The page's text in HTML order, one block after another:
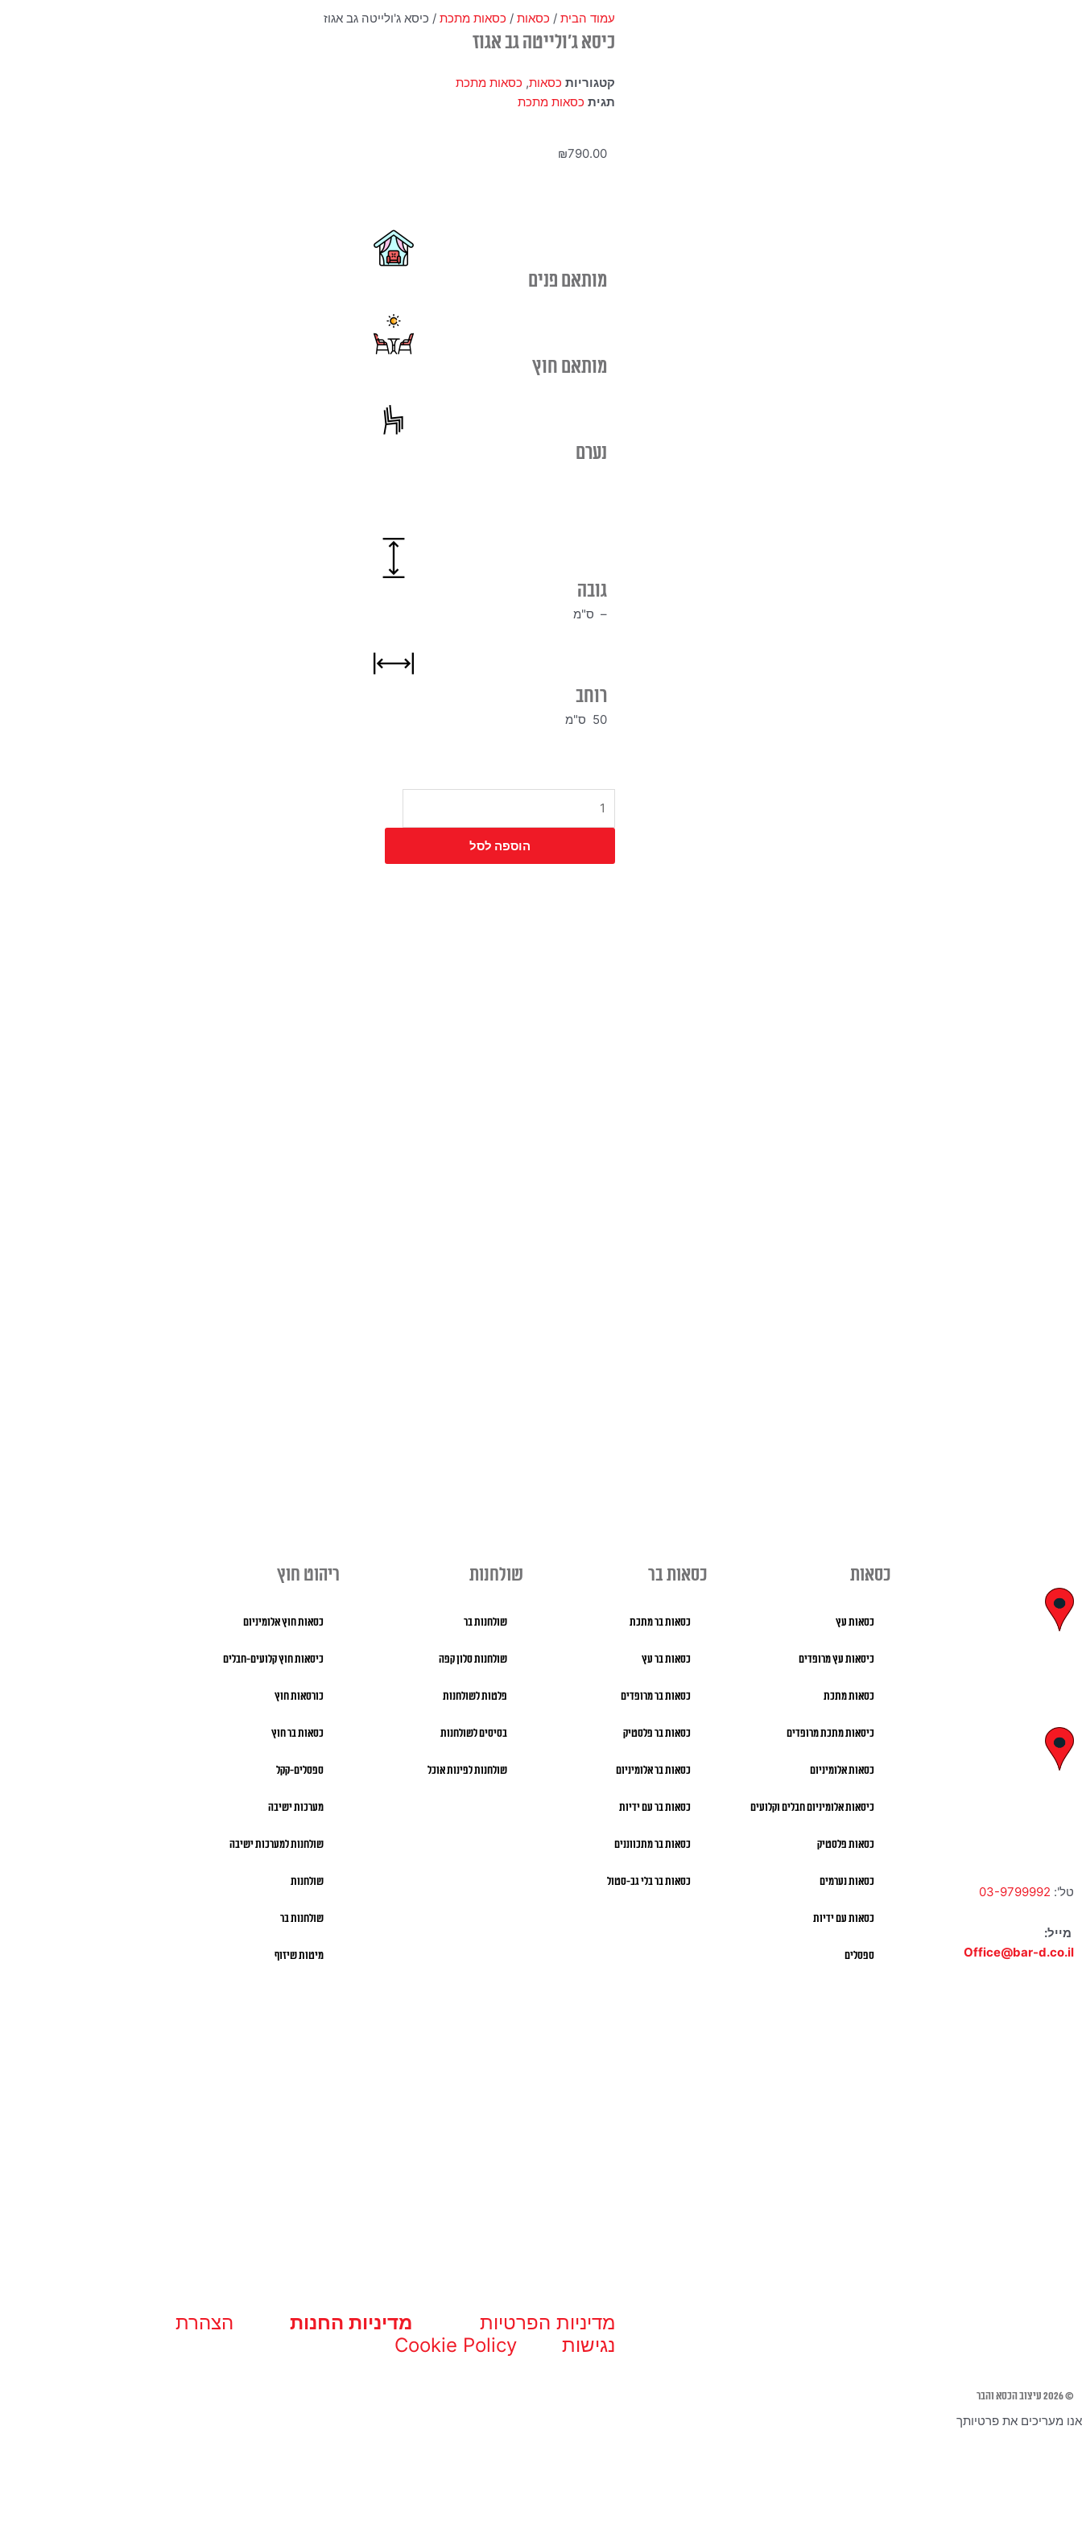
עמוד הבית / כסאות / כסאות מתכת / כיסא ג'ולייטה גב אגוז
כיסא ג'ולייטה גב אגוז
קטגוריות כסאות, כסאות מתכת
תגית כסאות מתכת
₪790.00
מותאם פנים
מותאם חוץ
נערם
גובה
– ס"מ
רוחב
50 ס"מ
של
הוספה לסל
טל': 03-9799992
מייל:
Office@bar-d.co.il
כסאות
כסאות עץ
כיסאות עץ מרופדים
כסאות מתכת
כיסאות מתכת מרופדים
כסאות אלומיניום
כיסאות אלומיניום חבלים וקלועים
כסאות פלסטיק
כסאות נערמים
כסאות עם ידיות
ספסלים
כסאות בר
כסאות בר מתכת
כסאות בר עץ
כסאות בר מרופדים
כסאות בר פלסטיק
כסאות בר אלומיניום
כסאות בר עם ידיות
כסאות בר מתכווננים
כסאות בר בלי גב-סטול
שולחנות
שולחנות בר
שולחנות סלון קפה
פלטות לשולחנות
בסיסים לשולחנות
שולחנות לפינות אוכל
ריהוט חוץ
כסאות חוץ אלומיניום
כיסאות חוץ קלועים-חבלים
כורסאות חוץ
כסאות בר חוץ
ספסלים-קקל
מערכות ישיבה
שולחנות למערכות ישיבה
שולחנות
שולחנות בר
מיטות שיזוף
מדיניות הפרטיות מדיניות החנות
הצהרת
נגישות
Cookie Policy
© 2026 עיצוב הכסא והבר
אנו מעריכים את פרטיותך